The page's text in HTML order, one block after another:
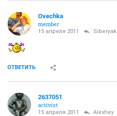
Ovechka
member
15 апреля 2011 Siberyak
ОТВЕТИТЬ
2637051
activist
15 апреля 2011 Alexhey